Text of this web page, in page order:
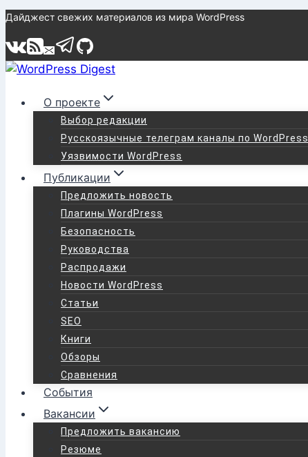
Перейти
содержимому
Дайджест свежих материалов из мира WordPress
О проекте
Выбор редакции
Русскоязычные телеграм каналы по WordPress
Уязвимости WordPress
Публикации
Предложить новость
Плагины WordPress
Безопасность
Руководства
Распродажи
Новости WordPress
Статьи
SEO
Книги
Обзоры
Сравнения
События
Вакансии
Предложить вакансию
Резюме